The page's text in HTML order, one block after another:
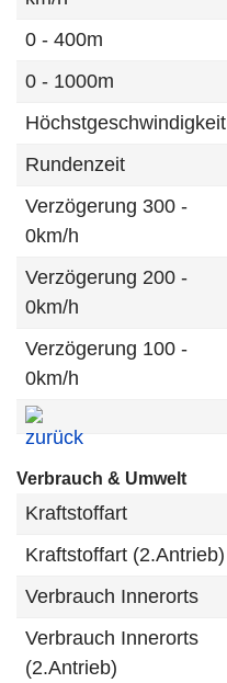
0 - 400m
0 - 1000m
Höchstgeschwindigkeit
Rundenzeit
Verzögerung 300 -
0km/h
Verzögerung 200 -
0km/h
Verzögerung 100 -
0km/h
Verbrauch & Umwelt
Kraftstoffart
Kraftstoffart (2.Antrieb)
Verbrauch Innerorts
Verbrauch Innerorts
(2.Antrieb)